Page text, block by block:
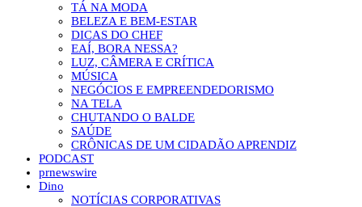
TÁ NA MODA
BELEZA E BEM-ESTAR
DICAS DO CHEF
EAÍ, BORA NESSA?
LUZ, CÂMERA E CRÍTICA
MÚSICA
NEGÓCIOS E EMPREENDEDORISMO
NA TELA
CHUTANDO O BALDE
SAÚDE
CRÔNICAS DE UM CIDADÃO APRENDIZ
PODCAST
prnewswire
Dino
NOTÍCIAS CORPORATIVAS